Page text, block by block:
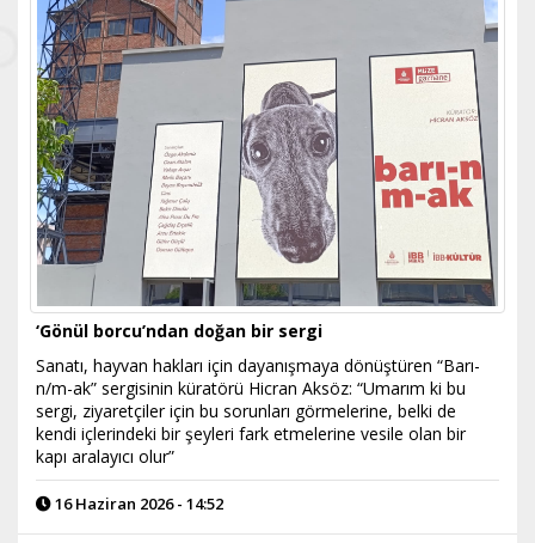
‘Gönül borcu’ndan doğan bir sergi
Sanatı, hayvan hakları için dayanışmaya dönüştüren “Barı-
n/m-ak” sergisinin küratörü Hicran Aksöz: “Umarım ki bu
sergi, ziyaretçiler için bu sorunları görmelerine, belki de
kendi içlerindeki bir şeyleri fark etmelerine vesile olan bir
kapı aralayıcı olur”
16 Haziran 2026 - 14:52